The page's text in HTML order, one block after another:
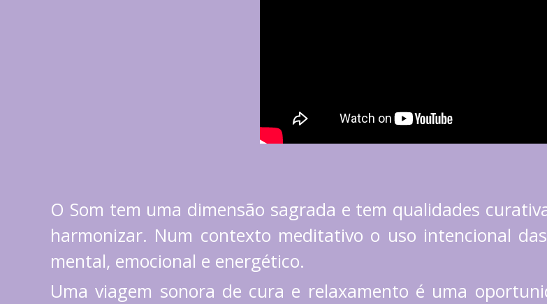
O Som tem uma dimensão sagrada e tem qualidades
harmonizar. Num contexto meditativo o uso intencional
mental, emocional e energético.
Uma viagem sonora de cura e relaxamento é uma